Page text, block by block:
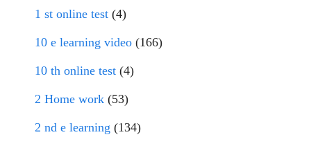
1 st online test (4)
10 e learning video (166)
10 th online test (4)
2 Home work (53)
2 nd e learning (134)